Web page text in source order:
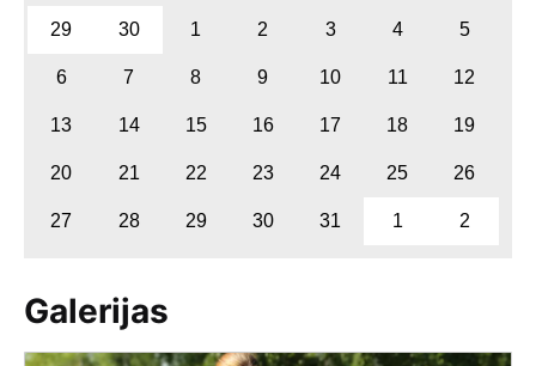
29 30 1 2 3 4 5
6 7 8 9 10 11 12
13 14 15 16 17 18 19
20 21 22 23 24 25 26
27 28 29 30 31 1 2
Galerijas